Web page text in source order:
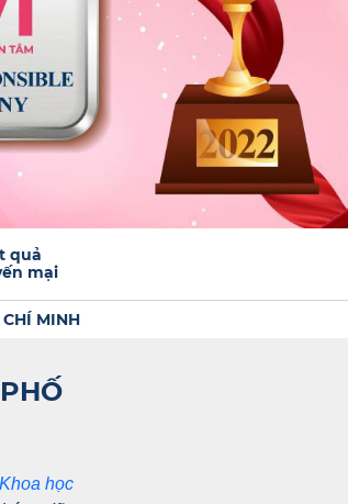
quả
mại
MINH
học